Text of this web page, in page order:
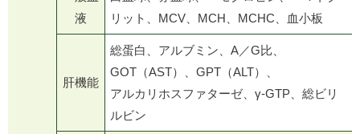
液
リット、MCV、MCH、MCHC、血小板
肝機能
総蛋白、アルブミン、A／G比、
GOT（AST）、GPT（ALT）、
アルカリホスファターゼ、γ-GTP、総ビリ
ルビン